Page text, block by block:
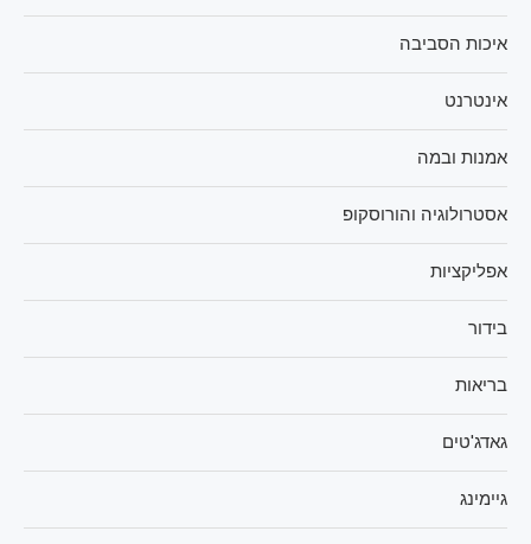
איכות הסביבה
אינטרנט
אמנות ובמה
אסטרולוגיה והורוסקופ
אפליקציות
בידור
בריאות
גאדג'טים
גיימינג